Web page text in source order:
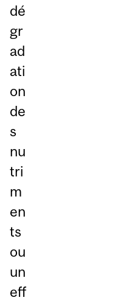
dé
gr
ad
ati
on
de
s
nu
tri
m
en
ts
ou
un
eff